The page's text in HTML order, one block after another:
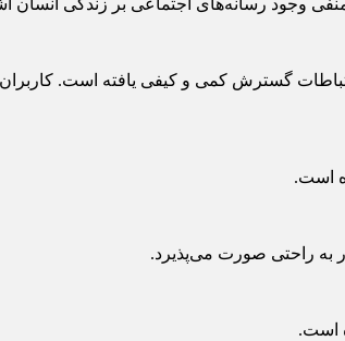
است.
به راحتی صورت می‌پذیرد.
است.